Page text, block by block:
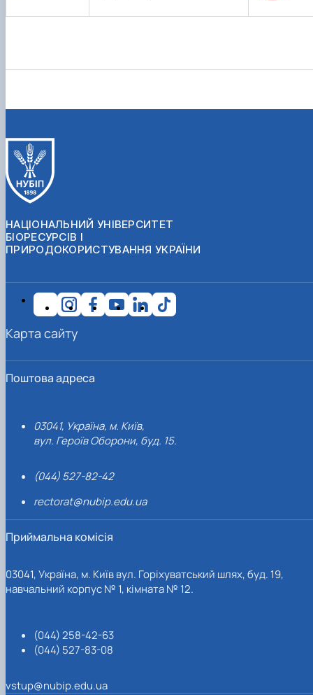
НАЦІОНАЛЬНИЙ УНІВЕРСИТЕТ
БІОРЕСУРСІВ І
ПРИРОДОКОРИСТУВАННЯ УКРАЇНИ
Поштова адреса
03041, Україна, м. Київ,
вул. Героїв Оборони, буд. 15.
(044) 527-82-42
rectorat@nubip.edu.ua
Приймальна комісія
03041, Україна, м. Київ вул. Горіхуватський шлях, буд. 19,
навчальний корпус № 1, кімната № 12.
(044) 258-42-63
(044) 527-83-08
vstup@nubip.edu.ua
Карта сайту